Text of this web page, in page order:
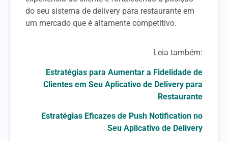
do seu sistema de delivery para restaurante em
um mercado que é altamente competitivo.
Leia também:
Estratégias para Aumentar a Fidelidade de
Clientes em Seu Aplicativo de Delivery para
Restaurante
Estratégias Eficazes de Push Notification no
Seu Aplicativo de Delivery